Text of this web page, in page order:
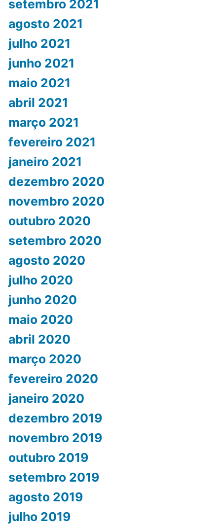
setembro 2021
agosto 2021
julho 2021
junho 2021
maio 2021
abril 2021
março 2021
fevereiro 2021
janeiro 2021
dezembro 2020
novembro 2020
outubro 2020
setembro 2020
agosto 2020
julho 2020
junho 2020
maio 2020
abril 2020
março 2020
fevereiro 2020
janeiro 2020
dezembro 2019
novembro 2019
outubro 2019
setembro 2019
agosto 2019
julho 2019